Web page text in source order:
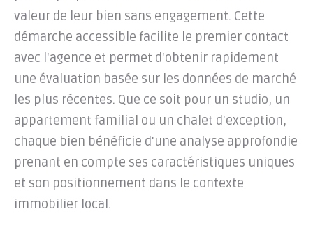
valeur de leur bien sans engagement. Cette
démarche accessible facilite le premier contact
avec l'agence et permet d'obtenir rapidement
une évaluation basée sur les données de marché
les plus récentes. Que ce soit pour un studio, un
appartement familial ou un chalet d'exception,
chaque bien bénéficie d'une analyse approfondie
prenant en compte ses caractéristiques uniques
et son positionnement dans le contexte
immobilier local.